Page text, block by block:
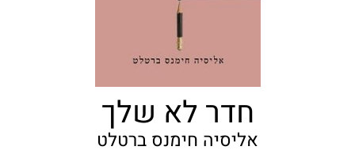
חדר לא שלך
אליסיה חימנס ברטלט